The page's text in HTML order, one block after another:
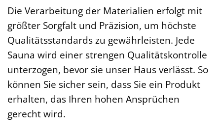
Die Verarbeitung der Materialien erfolgt mit
größter Sorgfalt und Präzision, um höchste
Qualitätsstandards zu gewährleisten. Jede
Sauna wird einer strengen Qualitätskontrolle
unterzogen, bevor sie unser Haus verlässt. So
können Sie sicher sein, dass Sie ein Produkt
erhalten, das Ihren hohen Ansprüchen
gerecht wird.